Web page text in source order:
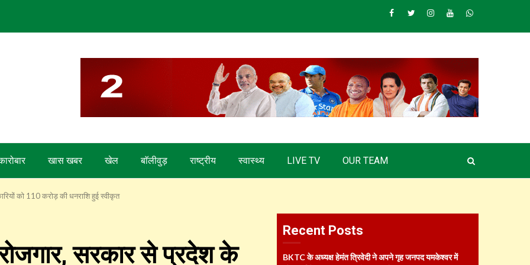
Facebook
TwitterInstagram
YoutubeWhatsapp
खास खबर खेल बाॅलीवुड़ राष्ट्रीय स्वास्थ्य LIVE TV OUR TEAM
को 110 करोड़ की धनराशि हुई स्वीकृत
सरकार से प्रदेश के
Recent Posts
BKTC के अध्यक्ष हेमंत त्रिवेदी ने अपने गृह जनपद यमकेश्वर में